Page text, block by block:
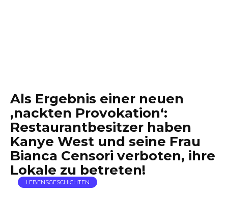
Als Ergebnis einer neuen
‚nackten Provokation‘:
Restaurantbesitzer haben
Kanye West und seine Frau
Bianca Censori verboten, ihre
Lokale zu betreten!
LEBENSGESCHICHTEN